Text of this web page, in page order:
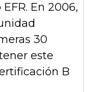
En 2006,
30
este
B